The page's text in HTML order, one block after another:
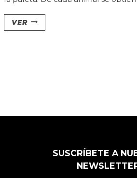
unos 600 gramos. En algunas
conocida como «bola de cerdo».
VER
SUSCRÍBETE A